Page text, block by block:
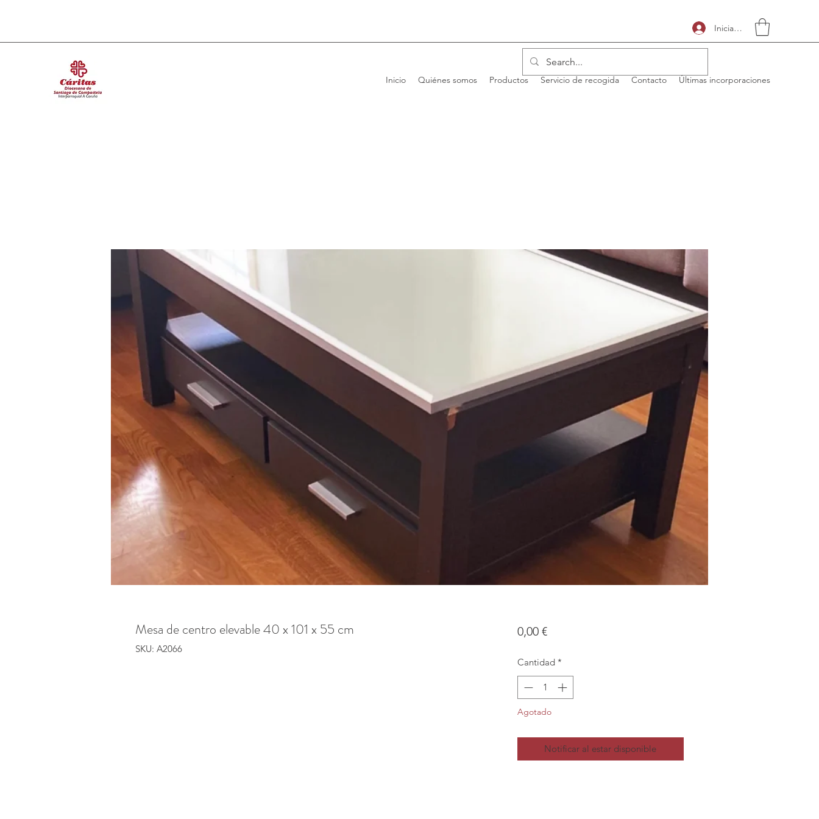
Iniciar sesión
Inicio Quiénes somos Productos Servicio de recogida Contacto Últimas incorporaciones
Mesa de centro elevable 40 x 101 x 55 cm
SKU: A2066
0,00 €Precio
Cantidad *
Agotado
Notificar al estar disponible